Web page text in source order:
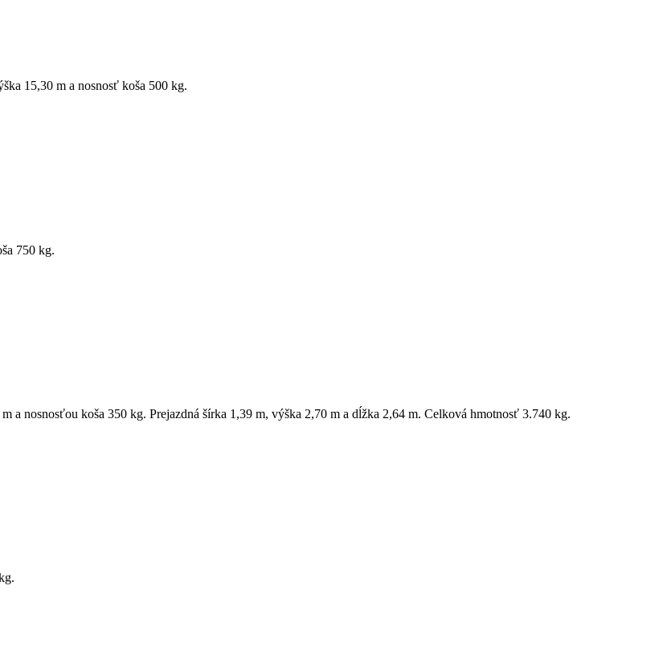
15,30 m a nosnosť koša 500 kg.
750 kg.
nosnosťou koša 350 kg. Prejazdná šírka 1,39 m, výška 2,70 m a dĺžka 2,64 m. Celková hmotnosť 3.740 kg.